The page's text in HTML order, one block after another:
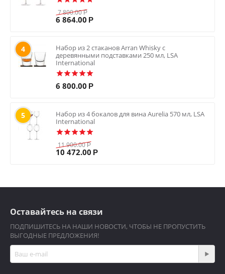
7 800.00 Р
6 864.00 Р
4
Набор из 2 стаканов Arran Whisky с
деревянными подставками 250 мл, LSA
International
6 800.00 Р
5
Набор из 4 бокалов для вина Aurelia 570 мл, LSA
International
11 900.00 Р
10 472.00 Р
Оставайтесь на связи
ПОДПИШИТЕСЬ НА НАШИ НОВОСТИ, ЧТОБЫ НЕ ПРОПУСТИТЬ
ВЫГОДНЫЕ ПРЕДЛОЖЕНИЯ!